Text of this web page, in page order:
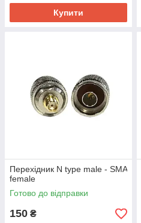
Купити
Перехідник N type male - SMA
female
Готово до відправки
150 ₴